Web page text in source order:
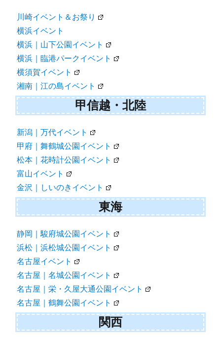
川崎イベント＆お祭り
横浜イベント
横浜｜山下公園イベント
横浜｜臨港パークイベント
横須賀イベント
湘南｜江の島イベント
甲信越・北陸
新潟｜万代イベント
甲府｜舞鶴城公園イベント
松本｜花時計公園イベント
富山イベント
金沢｜しいのきイベント
東海
静岡｜駿府城公園イベント
浜松｜浜松城公園イベント
名古屋イベント
名古屋｜名城公園イベント
名古屋｜栄・久屋大通公園イベント
名古屋｜鶴舞公園イベント
関西